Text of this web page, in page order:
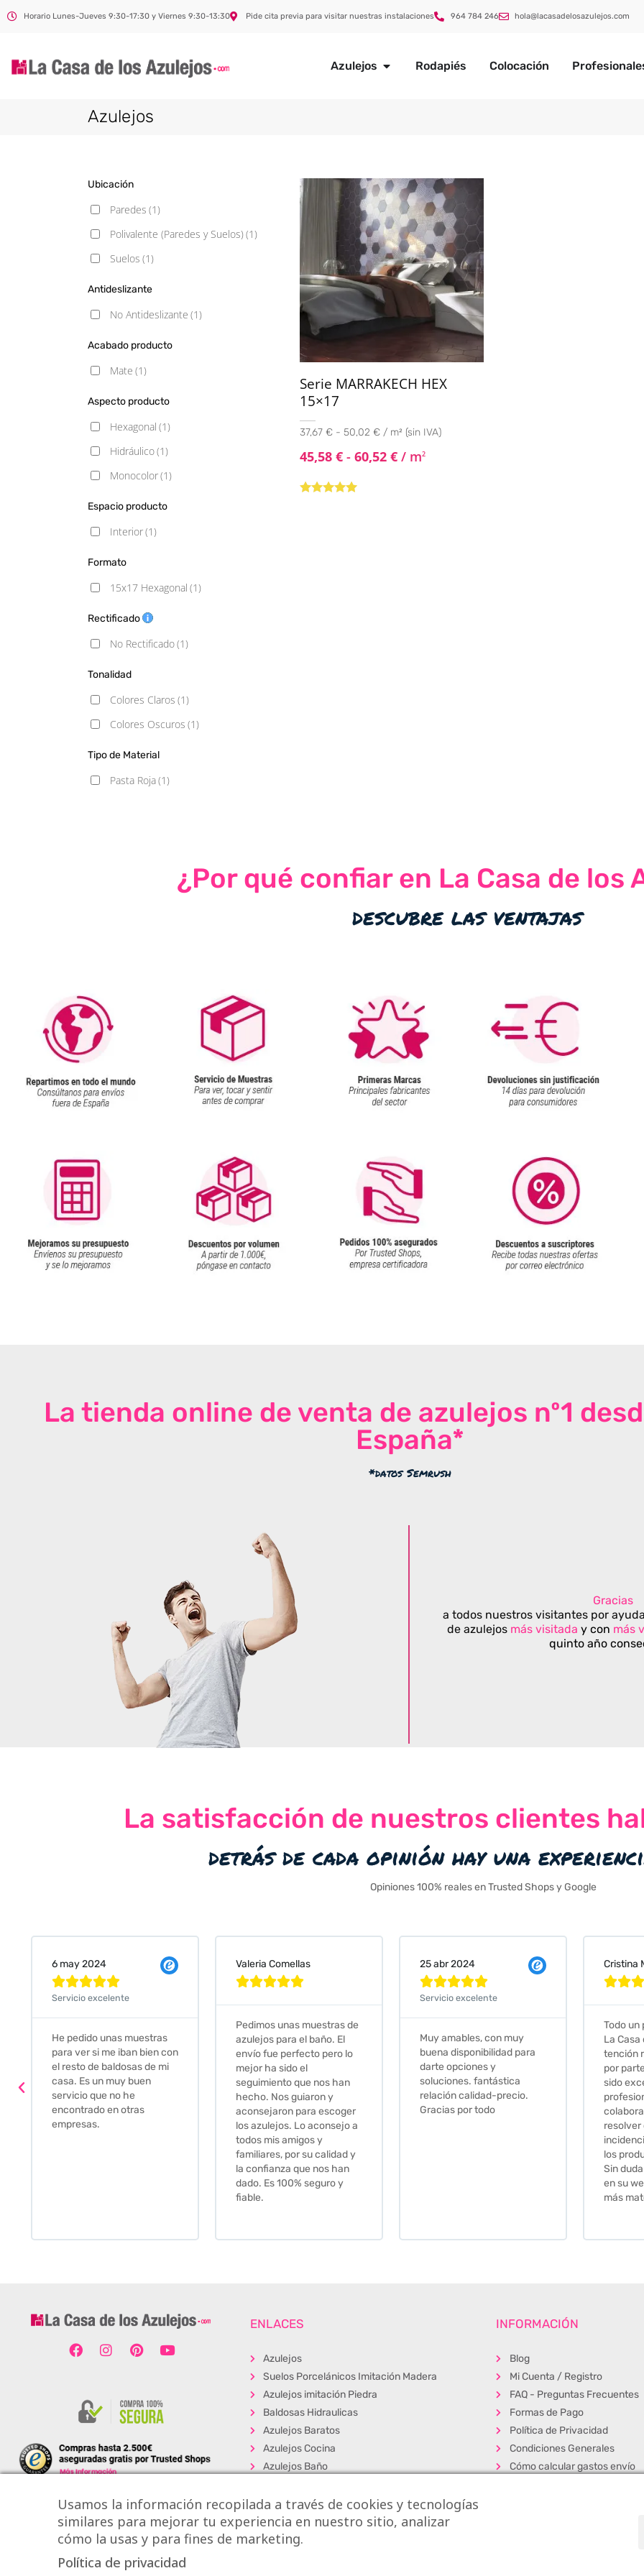
Horario Lunes-Jueves 9:30-17:30 y Viernes 9:30-13:30 Pide cita previa para visitar nuestras instalaciones 964 784 246 hola@lacasadelosazulejos.com
Azulejos Rodapiés Colocación
Azulejos
Ubicación
Paredes (1)
Polivalente (Paredes y Suelos)(1)
Suelos (1)
Antideslizante
No Antideslizante (1)
Acabado producto
Mate (1)
Aspecto producto
Hexagonal (1)
Hidráulico(1)
Monocolor(1)
Espacio producto
Interior(1)
Formato
15x17 Hexagonal (1)
Rectificado
No Rectificado(1)
Tonalidad
Colores Claros (1)
Colores Oscuros (1)
Tipo de Material
Pasta Roja(1)
Serie MARRAKECH HEX
15×17
37,67 € - 50,02 € / m² (sin IVA)
45,58 € - 60,52 € / m2
¿Por qué confiar en La Casa de los
descubre las ventajas
La tienda online de venta de azulejos nº1
España*
*datos Semrush
Gracias
a todos nuestros visitantes por
de azulejos más visitada y con más
quinto año
La satisfacción de nuestros clientes
detrás de cada opinión hay una
Opiniones 100% reales en Trusted Shops y Google
Valeria Comellas

azulejos para el baño. El
envío fue perfecto pero lo
mejor ha sido el
seguimiento que nos han
hecho. Nos guiaron y
aconsejaron para escoger
los azulejos. Lo aconsejo a
25 abr 2024

Muy amables, con muy
buena disponibilidad para
darte opciones y
soluciones. fantástica
relación calidad-precio.
Gracias por todo
Cristina Martin Serrano

La Casa de los Azulejos. La
tención recibida, sobretodo
por parte de Stephanie, ha
sido excepcional. Serios,
profesionales,
colaboradores para

muy
sus
ENLACES
Azulejos
Suelos Porcelánicos Imitación Madera
Azulejos imitación Piedra
Baldosas Hidraulicas
Azulejos Baratos
Azulejos Cocina
Azulejos Baño
Porcelánicos
Suelos Vinílicos
Los + Vendidos
INFORMACIÓN
Blog
Mi Cuenta / Registro
FAQ - Preguntas Frecuentes
Formas de Pago
Política de Privacidad
Condiciones Generales
Cómo calcular gastos envío
Usamos la información recopilada a través de cookies y tecnologías
similares para mejorar tu experiencia en nuestro sitio, analizar
cómo la usas y para fines de marketing.
Política de privacidad